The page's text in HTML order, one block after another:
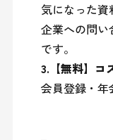
気になった資
企業への問
3.【無料】コ
会員登録・年